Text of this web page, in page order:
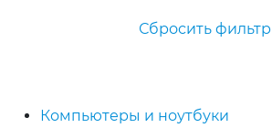
Сбросить фильтр
Компьютеры и ноутбуки